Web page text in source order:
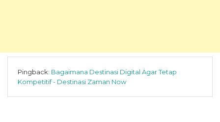
Pingback: Bagaimana Destinasi Digital Agar Tetap
Kompetitif - Destinasi Zaman Now